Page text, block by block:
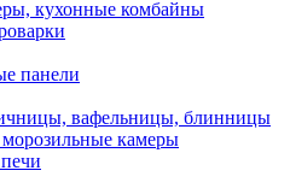
кухонные комбайны
панели
вафельницы, блинницы
камеры